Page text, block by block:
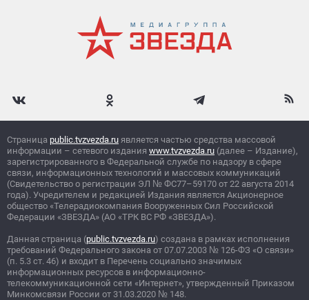
Страница public.tvzvezda.ru является частью средства массовой
информации – сетевого издания www.tvzvezda.ru (далее – Издание),
зарегистрированного в Федеральной службе по надзору в сфере
связи, информационных технологий и массовых коммуникаций
(Свидетельство о регистрации ЭЛ № ФС77–59170 от 22 августа 2014
года). Учредителем и редакцией Издания является Акционерное
общество «Телерадиокомпания Вооруженных Сил Российской
Федерации «ЗВЕЗДА» (АО «ТРК ВС РФ «ЗВЕЗДА»).
Данная страница (public.tvzvezda.ru) создана в рамках исполнения
требований Федерального закона от 07.07.2003 № 126-ФЗ «О связи»
(п. 5.3 ст. 46) и входит в Перечень социально значимых
информационных ресурсов в информационно-
телекоммуникационной сети «Интернет», утвержденный Приказом
Минкомсвязи России от 31.03.2020 № 148.